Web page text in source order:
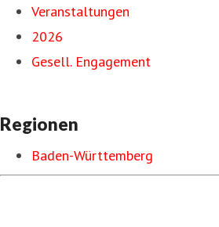
Veranstaltungen
2026
Gesell. Engagement
Regionen
Baden-Württemberg